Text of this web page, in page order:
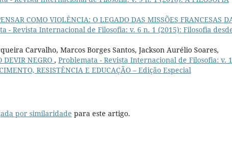
COMO VIOLÊNCIA: O LEGADO DAS MISSÕES FRANCESAS
- Revista Internacional de Filosofia: v. 6 n. 1 (2015): Filosofia
Carvalho, Marcos Borges Santos, Jackson Aurélio Soares,
NEGRO , Problemata - Revista Internacional de Filosofia: v.
RESISTÊNCIA E EDUCAÇÃO – Edição Especial
por similaridade para este artigo.